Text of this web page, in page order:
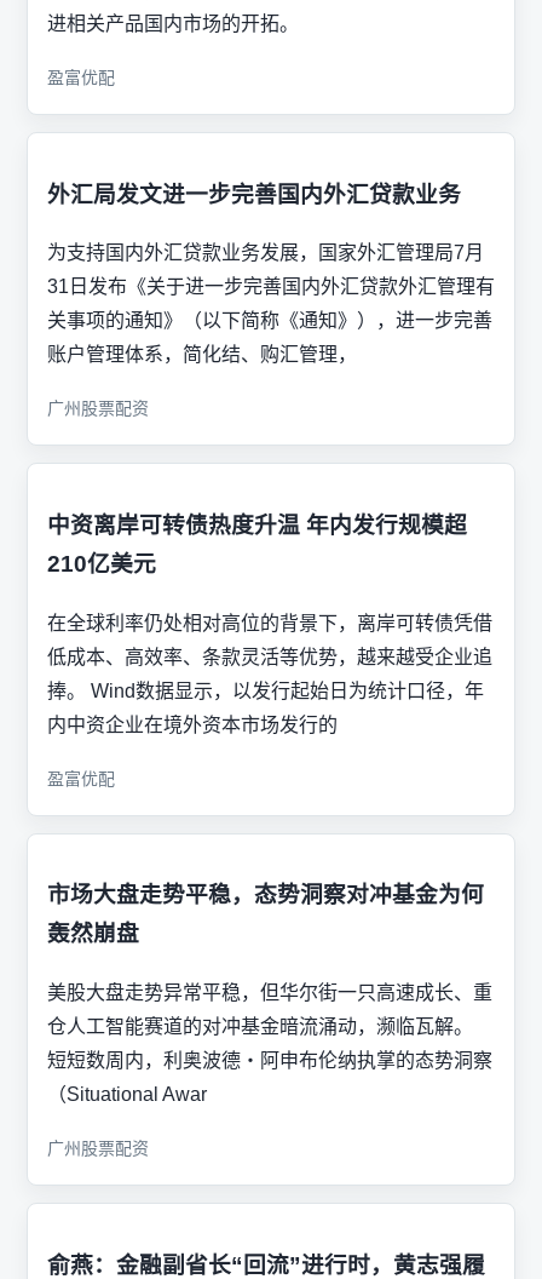
进相关产品国内市场的开拓。
盈富优配
外汇局发文进一步完善国内外汇贷款业务
为支持国内外汇贷款业务发展，国家外汇管理局7月
31日发布《关于进一步完善国内外汇贷款外汇管理有
关事项的通知》（以下简称《通知》），进一步完善
账户管理体系，简化结、购汇管理，
广州股票配资
中资离岸可转债热度升温 年内发行规模超
210亿美元
在全球利率仍处相对高位的背景下，离岸可转债凭借
低成本、高效率、条款灵活等优势，越来越受企业追
捧。 Wind数据显示，以发行起始日为统计口径，年
内中资企业在境外资本市场发行的
盈富优配
市场大盘走势平稳，态势洞察对冲基金为何
轰然崩盘
美股大盘走势异常平稳，但华尔街一只高速成长、重
仓人工智能赛道的对冲基金暗流涌动，濒临瓦解。
短短数周内，利奥波德・阿申布伦纳执掌的态势洞察
（Situational Awar
广州股票配资
俞燕：金融副省长“回流”进行时，黄志强履